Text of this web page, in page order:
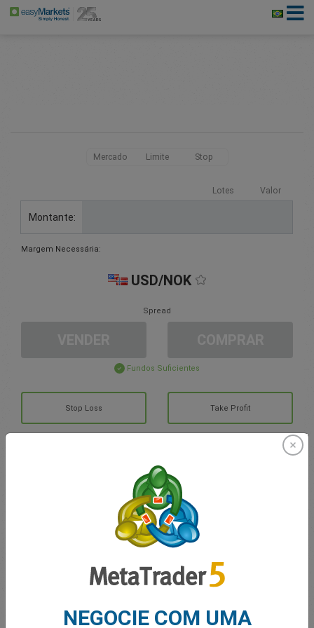
Mercado Limite Stop
Lotes Valor
Montante:
Margem Necessária:
USD/NOK
Spread
Fundos Suficientes
Stop Loss Take Profit
Criar Conta de Trading
Gerenciamento de contas
Saldo para trading
NEGOCIE COM UMA